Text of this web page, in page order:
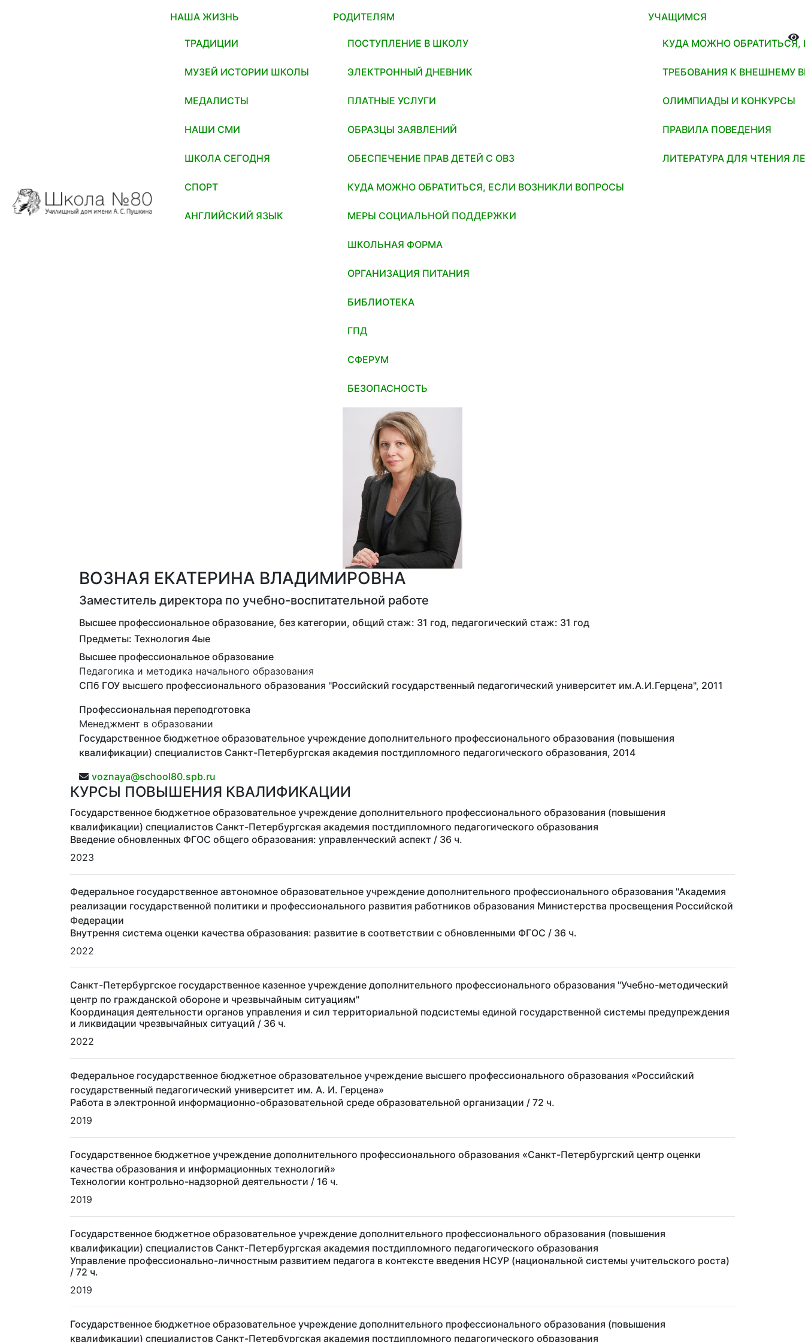
НАША ЖИЗНЬ
ТРАДИЦИИ
МУЗЕЙ ИСТОРИИ ШКОЛЫ
МЕДАЛИСТЫ
НАШИ СМИ
ШКОЛА СЕГОДНЯ
СПОРТ
АНГЛИЙСКИЙ ЯЗЫК
РОДИТЕЛЯМ
ПОСТУПЛЕНИЕ В ШКОЛУ
ЭЛЕКТРОННЫЙ ДНЕВНИК
ПЛАТНЫЕ УСЛУГИ
ОБРАЗЦЫ ЗАЯВЛЕНИЙ
ОБЕСПЕЧЕНИЕ ПРАВ ДЕТЕЙ С ОВЗ
КУДА МОЖНО ОБРАТИТЬСЯ, ЕСЛИ ВОЗНИКЛИ ВОПРОСЫ
МЕРЫ СОЦИАЛЬНОЙ ПОДДЕРЖКИ
ШКОЛЬНАЯ ФОРМА
ОРГАНИЗАЦИЯ ПИТАНИЯ
БИБЛИОТЕКА
ГПД
СФЕРУМ
БЕЗОПАСНОСТЬ
УЧАЩИМСЯ
КУДА МОЖНО
ТРЕБОВАНИЯ К ВНЕШНЕМУ
ОЛИМПИАДЫ И КОНКУРСЫ
ПРАВИЛА ПОВЕДЕНИЯ
ЛИТЕРАТУРА ДЛЯ ЧТЕНИЯ
ВОЗНАЯ ЕКАТЕРИНА ВЛАДИМИРОВНА
Заместитель директора по учебно-воспитательной работе
Высшее профессиональное образование, без категории, общий стаж: 31 год, педагогический стаж: 31 год
Предметы: Технология 4ые
Высшее профессиональное образование
Педагогика и методика начального образования
СПб ГОУ высшего профессионального образования "Российский государственный педагогический университет им.А.И.Герцена", 2011
Профессиональная переподготовка
Менеджмент в образовании
Государственное бюджетное образовательное учреждение дополнительного профессионального образования (повышения
квалификации) специалистов Санкт-Петербургская академия постдипломного педагогического образования, 2014
voznaya@school80.spb.ru
КУРСЫ ПОВЫШЕНИЯ КВАЛИФИКАЦИИ
Государственное бюджетное образовательное учреждение дополнительного профессионального образования (повышения
квалификации) специалистов Санкт-Петербургская академия постдипломного педагогического образования
Введение обновленных ФГОС общего образования: управленческий аспект / 36 ч.
2023
Федеральное государственное автономное образовательное учреждение дополнительного профессионального образования "Академия
реализации государственной политики и профессионального развития работников образования Министерства просвещения Российской
Федерации
Внутрення система оценки качества образования: развитие в соответствии с обновленными ФГОС / 36 ч.
2022
Санкт-Петербургское государственное казенное учреждение дополнительного профессионального образования "Учебно-методический
центр по гражданской обороне и чрезвычайным ситуациям"
Координация деятельности органов управления и сил территориальной подсистемы единой государственной системы предупреждения
и ликвидации чрезвычайных ситуаций / 36 ч.
2022
Федеральное государственное бюджетное образовательное учреждение высшего профессионального образования «Российский
государственный педагогический университет им. А. И. Герцена»
Работа в электронной информационно-образовательной среде образовательной организации / 72 ч.
2019
Государственное бюджетное учреждение дополнительного профессионального образования «Санкт-Петербургский центр оценки
качества образования и информационных технологий»
Технологии контрольно-надзорной деятельности / 16 ч.
2019
Государственное бюджетное образовательное учреждение дополнительного профессионального образования (повышения
квалификации) специалистов Санкт-Петербургская академия постдипломного педагогического образования
Управление профессионально-личностным развитием педагога в контексте введения НСУР (национальной системы учительского роста)
/ 72 ч.
2019
Государственное бюджетное образовательное учреждение дополнительного профессионального образования (повышения
квалификации) специалистов Санкт-Петербургская академия постдипломного педагогического образования